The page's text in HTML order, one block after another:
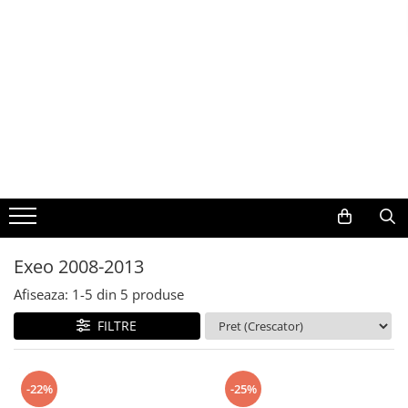
Volkswagen
Audi
Mercedes Benz
Ford
Skoda
Exeo 2008-2013
Afiseaza: 1-5 din 5 produse
FILTRE
-22% -25%